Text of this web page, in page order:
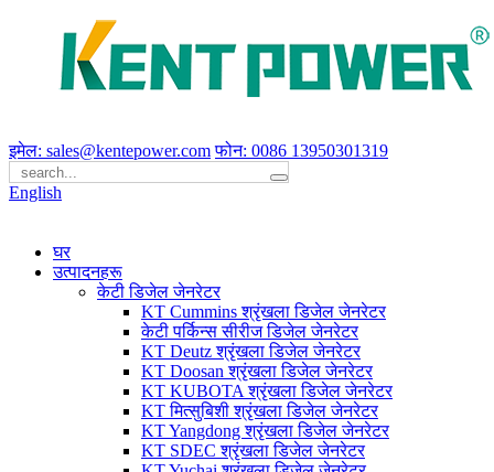
इमेल: sales@kentepower.com फोन: 0086 13950301319
English
घर
उत्पादनहरू
केटी डिजेल जेनरेटर
KT Cummins श्रृंखला डिजेल जेनरेटर
केटी पर्किन्स सीरीज डिजेल जेनरेटर
KT Deutz श्रृंखला डिजेल जेनरेटर
KT Doosan श्रृंखला डिजेल जेनरेटर
KT KUBOTA श्रृंखला डिजेल जेनरेटर
KT मित्सुबिशी श्रृंखला डिजेल जेनरेटर
KT Yangdong श्रृंखला डिजेल जेनरेटर
KT SDEC श्रृंखला डिजेल जेनरेटर